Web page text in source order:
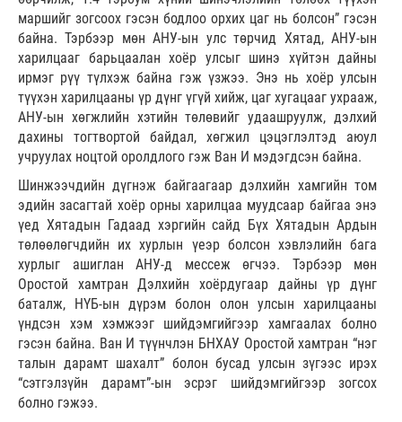
маршийг зогсоох гэсэн бодлоо орхих цаг нь болсон” гэсэн
байна. Тэрбээр мөн АНУ-ын улс төрчид Хятад, АНУ-ын
харилцааг барьцаалан хоёр улсыг шинэ хүйтэн дайны
ирмэг рүү түлхэж байна гэж үзжээ. Энэ нь хоёр улсын
түүхэн харилцааны үр дүнг үгүй хийж, цаг хугацааг ухрааж,
АНУ-ын хөгжлийн хэтийн төлөвийг удаашруулж, дэлхий
дахины тогтвортой байдал, хөгжил цэцэглэлтэд аюул
учруулах ноцтой оролдлого гэж Ван И мэдэгдсэн байна.
Шинжээчдийн дүгнэж байгаагаар дэлхийн хамгийн том
эдийн засагтай хоёр орны харилцаа муудсаар байгаа энэ
үед Хятадын Гадаад хэргийн сайд Бүх Хятадын Ардын
төлөөлөгчдийн их хурлын үеэр болсон хэвлэлийн бага
хурлыг ашиглан АНУ-д мессеж өгчээ. Тэрбээр мөн
Оростой хамтран Дэлхийн хоёрдугаар дайны үр дүнг
баталж, НҮБ-ын дүрэм болон олон улсын харилцааны
үндсэн хэм хэмжээг шийдэмгийгээр хамгаалах болно
гэсэн байна. Ван И түүнчлэн БНХАУ Оростой хамтран “нэг
талын дарамт шахалт” болон бусад улсын зүгээс ирэх
“сэтгэлзүйн дарамт”-ын эсрэг шийдэмгийгээр зогсох
болно гэжээ.